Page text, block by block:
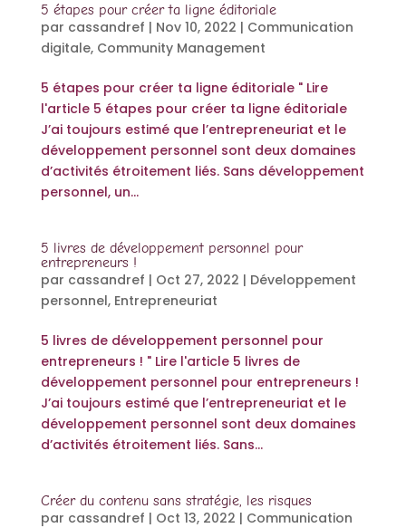
5 étapes pour créer ta ligne éditoriale
par cassandref | Nov 10, 2022 | Communication
digitale, Community Management
5 étapes pour créer ta ligne éditoriale " Lire
l'article 5 étapes pour créer ta ligne éditoriale
J’ai toujours estimé que l’entrepreneuriat et le
développement personnel sont deux domaines
d’activités étroitement liés. Sans développement
personnel, un...
5 livres de développement personnel pour
entrepreneurs !
par cassandref | Oct 27, 2022 | Développement
personnel, Entrepreneuriat
5 livres de développement personnel pour
entrepreneurs ! " Lire l'article 5 livres de
développement personnel pour entrepreneurs !
J’ai toujours estimé que l’entrepreneuriat et le
développement personnel sont deux domaines
d’activités étroitement liés. Sans...
Créer du contenu sans stratégie, les risques
par cassandref | Oct 13, 2022 | Communication